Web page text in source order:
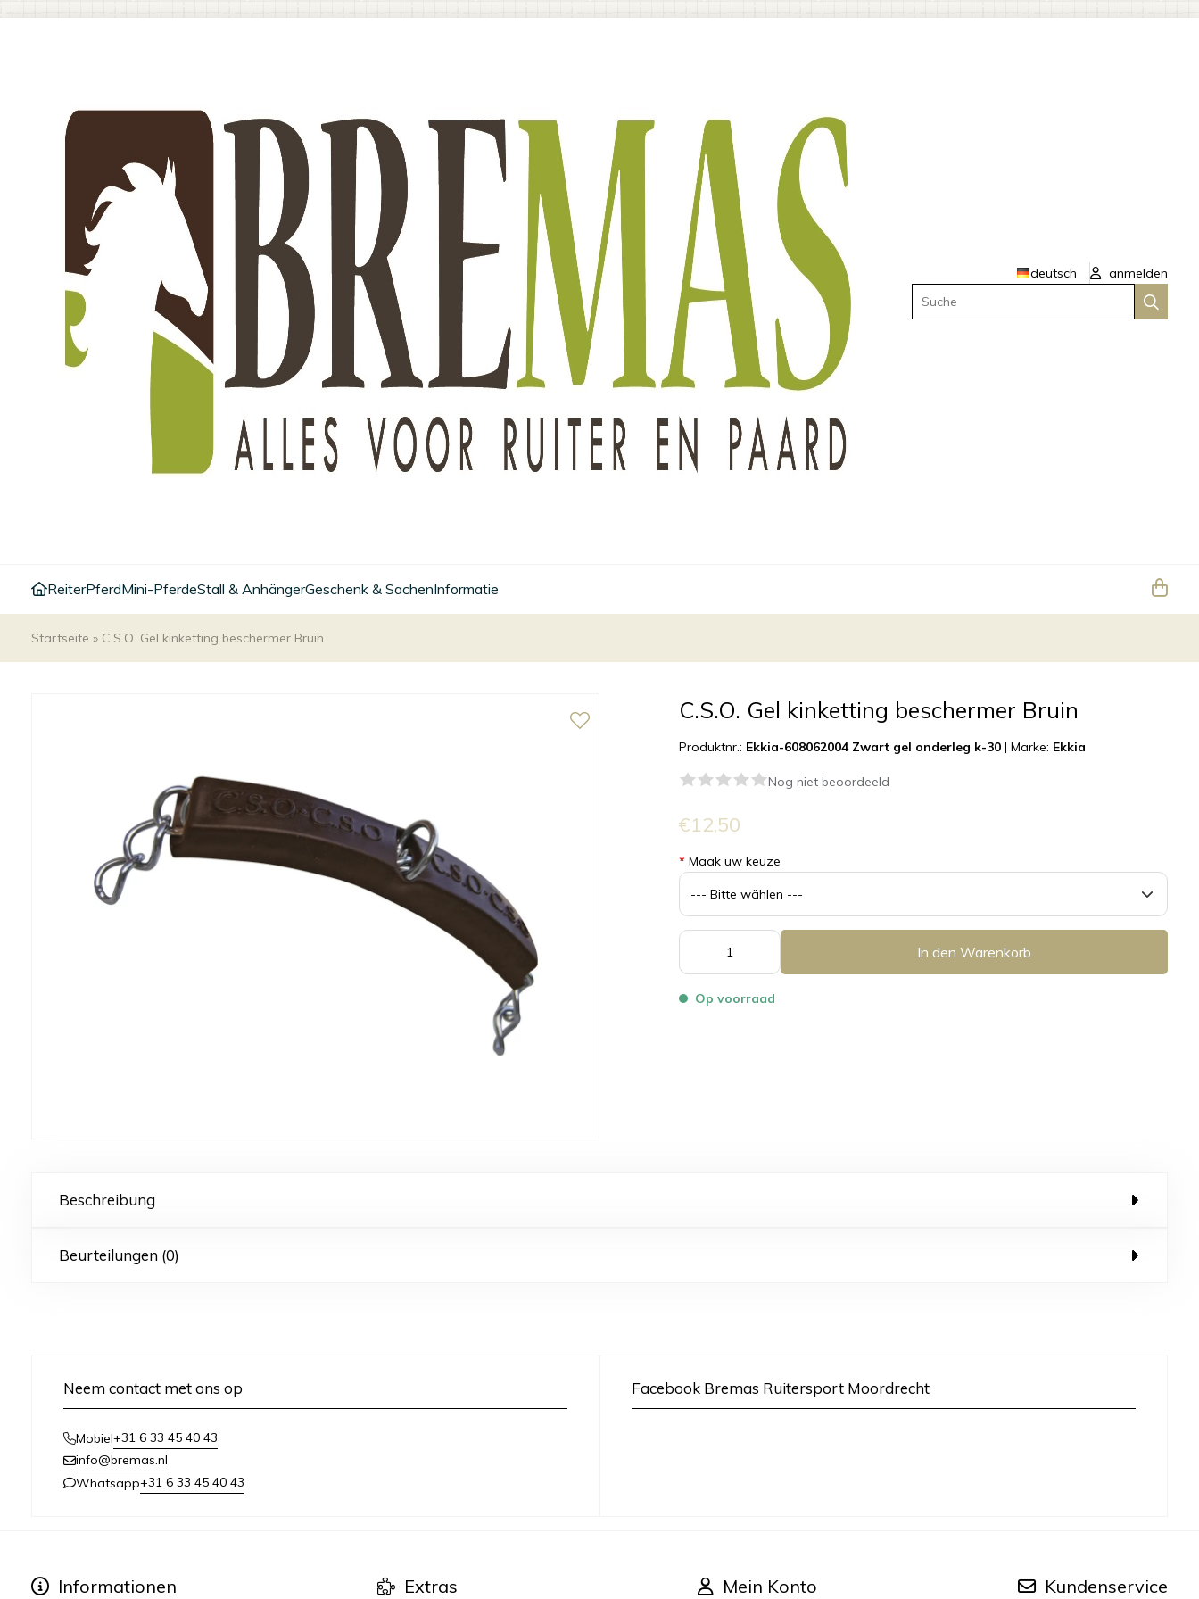
deutsch
anmelden
Suche
ReiterPferdMini-PferdeStall & AnhängerGeschenk & SachenInformatie
Startseite » C.S.O. Gel kinketting beschermer Bruin
C.S.O. Gel kinketting beschermer Bruin
Produktnr.: Ekkia-608062004 Zwart gel onderleg k-30 |Marke: Ekkia
Nog niet beoordeeld
€12,50
* Maak uw keuze
In den Warenkorb
Op voorraad
Beschreibung
Beurteilungen (0)
Neem contact met ons op
Mobiel+31 6 33 45 40 43
info@bremas.nl
Whatsapp+31 6 33 45 40 43
Facebook Bremas Ruitersport Moordrecht
Informationen Extras Mein Konto Kundenservice